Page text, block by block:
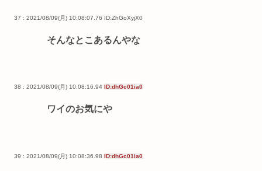
37 : 2021/08/09(月) 10:08:07.76 ID:ZhGoXyjX0
そんなとこあるんやな
38 : 2021/08/09(月) 10:08:16.94 ID:dhGc01ia0
ワイのお気にや
39 : 2021/08/09(月) 10:08:36.98 ID:dhGc01ia0